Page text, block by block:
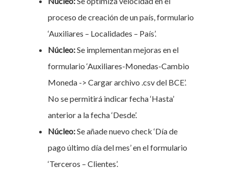
proceso de creación de un país, formulario
‘Auxiliares – Localidades – País’.
Núcleo:Se implementan mejoras en el
formulario ‘Auxiliares-Monedas-Cambio
Moneda -> Cargar archivo .csv del BCE’.
No se permitirá indicar fecha ‘Hasta’
anterior a la fecha ‘Desde’.
Núcleo:Se añade nuevo check ‘Día de
pago último día del mes’ en el formulario
‘Terceros – Clientes’.